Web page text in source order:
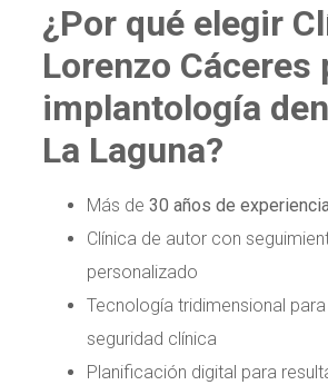
¿Por qué elegir
Lorenzo Cáceres
implantología
La Laguna?
Más de 30 años de
Clínica de autor con
personalizado
Tecnología tridimensional
seguridad clínica
Planificación digital para